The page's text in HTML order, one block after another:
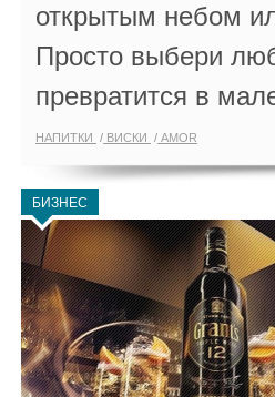
открытым небом
Просто выбери
превратится в
НАПИТКИ ВИСКИ AMOR
БИЗНЕС